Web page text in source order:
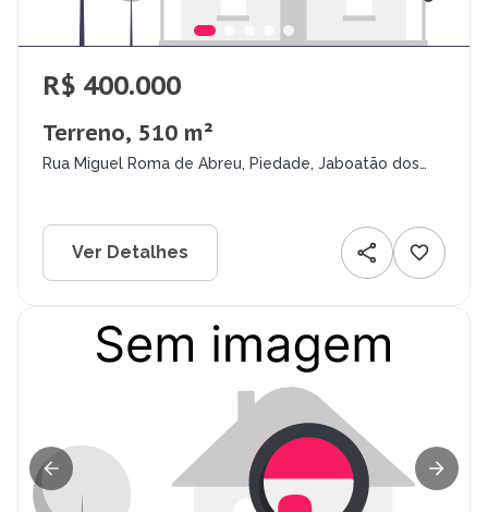
R$ 400.000
Terreno, 510 m²
Rua Miguel Roma de Abreu, Piedade, Jaboatão dos
Ver Detalhes